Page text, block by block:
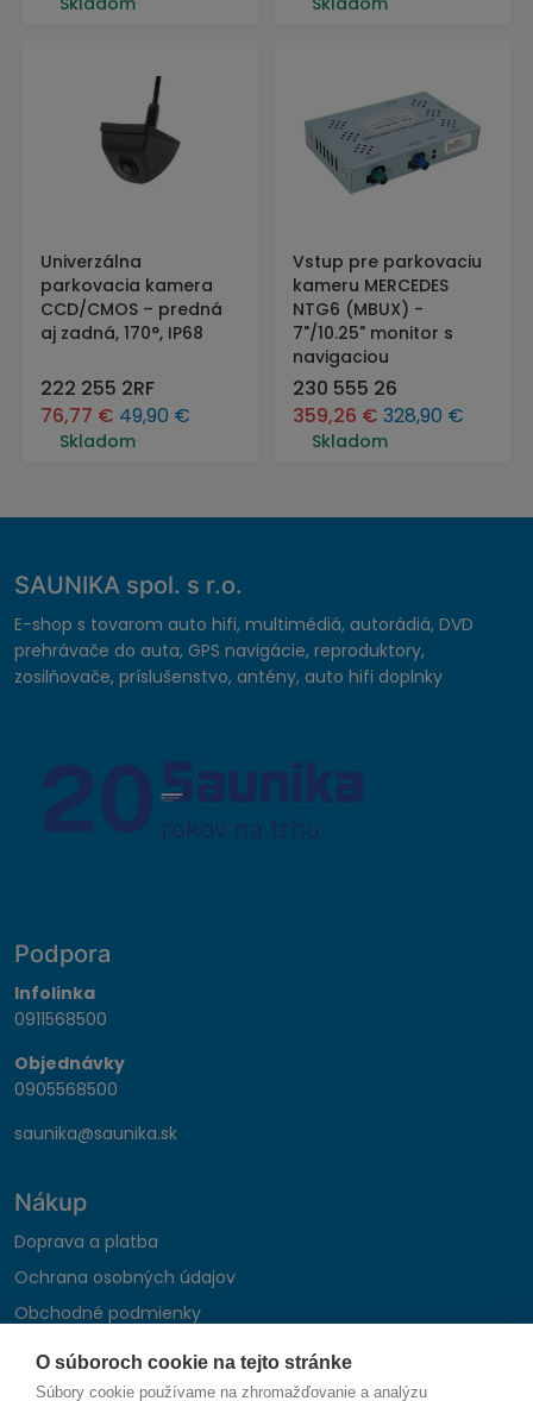
O súboroch cookie na tejto stránke
Súbory cookie používame na zhromažďovanie a analýzu
Univerzálna
parkovacia kamera
CCD/CMOS – predná
aj zadná, 170°, IP68
222 255 2RF
76,77 € 49,90 €
Skladom
Vstup pre parkovaciu
kameru MERCEDES
NTG6 (MBUX) -
7"/10.25" monitor s
navigaciou
230 555 26
359,26 € 328,90 €
Skladom
SAUNIKA spol. s r.o.
E-shop s tovarom auto hifi, multimédiá, autorádiá, DVD
prehrávače do auta, GPS navigácie, reproduktory,
zosilňovače, príslušenstvo, antény, auto hifi doplnky
Podpora
Infolinka
0911568500
Objednávky
0905568500
saunika@saunika.sk
Nákup
Doprava a platba
Ochrana osobných údajov
Obchodné podmienky
Reklamačný poriadok
Montáž autohifi